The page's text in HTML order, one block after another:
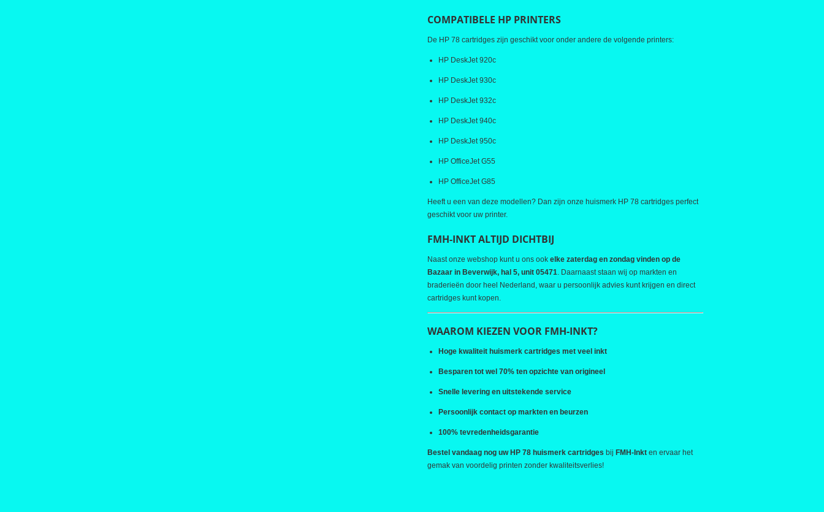
COMPATIBELE HP PRINTERS
De HP 78 cartridges zijn geschikt voor onder andere de volgende printers:
HP DeskJet 920c
HP DeskJet 930c
HP DeskJet 932c
HP DeskJet 940c
HP DeskJet 950c
HP OfficeJet G55
HP OfficeJet G85
Heeft u een van deze modellen? Dan zijn onze huismerk HP 78 cartridges perfect
geschikt voor uw printer.
FMH-INKT ALTIJD DICHTBIJ
Naast onze webshop kunt u ons ook elke zaterdag en zondag vinden op de
Bazaar in Beverwijk, hal 5, unit 05471 . Daarnaast staan wij op markten en
braderieën door heel Nederland, waar u persoonlijk advies kunt krijgen en direct
cartridges kunt kopen.
WAAROM KIEZEN VOOR FMH-INKT?
Hoge kwaliteit huismerk cartridges met veel inkt
Besparen tot wel 70% ten opzichte van origineel
Snelle levering en uitstekende service
Persoonlijk contact op markten en beurzen
100% tevredenheidsgarantie
Bestel vandaag nog uw HP 78 huismerk cartridges bij FMH-Inkt en ervaar het
gemak van voordelig printen zonder kwaliteitsverlies!